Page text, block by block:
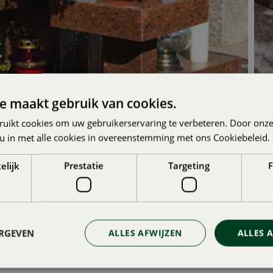
IN BRUGGE EN IEPER
mooie volle bolvormige chrysanten. Het is belangrijk dat
de chrysant herkenbaar is. Woon je dus in de buurt van
je in de buurt van Poperinge, Zonnebeke of Polderhoek,
en maten. Hieronder kun je alvast de route naar ons
maakt gebruik van cookies.
cookies om uw gebruikerservaring te verbeteren. Door
in met alle cookies in overeenstemming met ons Cookiebeleid.
Prestatie Targeting
ALLES
ALLES AFWIJZEN